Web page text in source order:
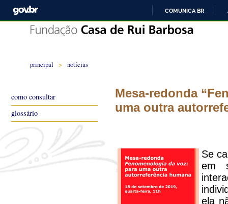
COMUNICA BR
principal > notícias
Mesa-redonda
uma outra
Se
em
ela
como consultar
glossário